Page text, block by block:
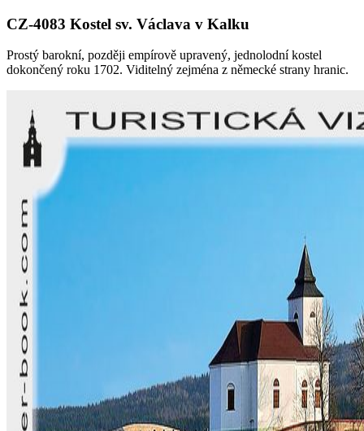
CZ-4083 Kostel sv. Václava v Kalku
Prostý barokní, později empírově upravený, jednolodní kostel
dokončený roku 1702. Viditelný zejména z německé strany hranic.